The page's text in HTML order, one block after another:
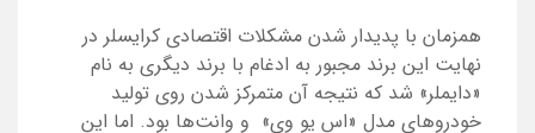
همزمان با پدیدار شدن مشکلات اقتصادی کرایسلر در
نهایت این برند مجبور به ادغام با برند دیگری به نام
«دایملر» شد که نتیجه آن متمرکز شدن روی تولید
خودروهای مدل «اس یو وی» و وانت‌ها بود. اما این